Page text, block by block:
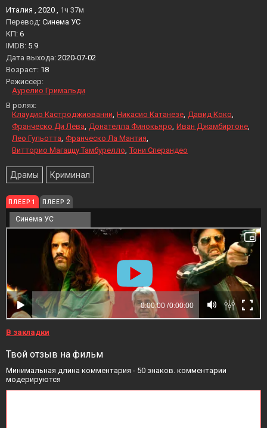
Италия , 2020 , 1ч 37м
Перевод: Синема УС
KП: 6
IMDB: 5.9
Дата выхода: 2020-07-02
Возраст: 18
Режиссер:
Аурелио Гримальди
В ролях:
Клаудио Кастроджиованни Никасио Катанезе Давид Коко
Франческо Ди Лева Донателла Финокьяро Иван Джамбиртоне
Лео Гульотта Франческо Ла Мантия
Витторио Магаццу Тамбурелло Тони Сперандео
Драмы Криминал
ПЛЕЕР 1 ПЛЕЕР 2
Синема УС
В закладки
Твой отзыв на фильм
Минимальная длина комментария - 50 знаков. комментарии
модерируются